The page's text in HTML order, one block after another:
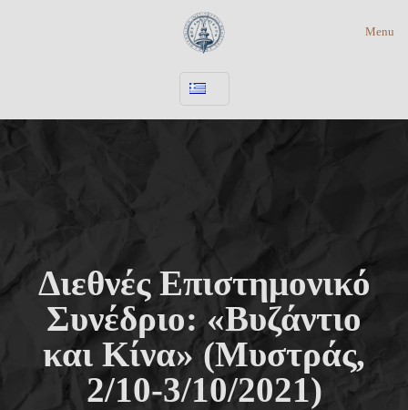
Menu
Διεθνές Επιστημονικό
Συνέδριο: «Βυζάντιο
και Κίνα» (Μυστράς,
2/10-3/10/2021)